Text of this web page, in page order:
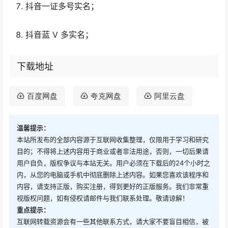
抖音一证多号实名；
抖音蓝 V 多实名；
下载地址
百度网盘 夸克网盘 阿里云盘
温馨提示：
本站所发布的全部内容源于互联网收集整理，仅限用于学习和研究
目的；不得将上述内容用于商业或者非法用途，否则，一切后果请
用户自负，版权争议与本站无关。用户必须在下载后的24个小时之
内，从您的电脑或手机中彻底删除上述内容。如果您喜欢该程序和
内容，请支持正版，购买注册，得到更好的正版服务。我们非常重
视版权问题，如有侵权请邮件与我们联系处理。敬请谅解！
重点提示：
互联网转载资源会有一些其他联系方式，请大家不要盲目相信，被